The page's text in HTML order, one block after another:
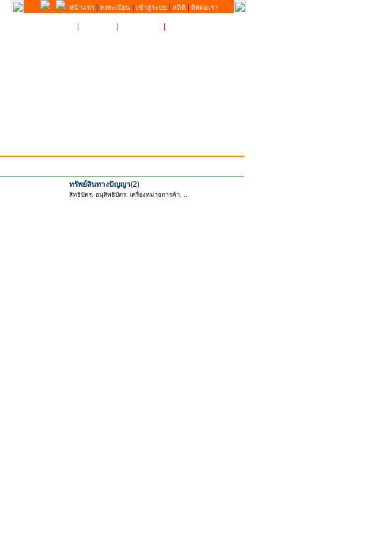
หน้าแรก ลงทะเบียน| เข้าสู่ระบบ| สถิติ| ติดต่อเรา
ทรัพย์สินทางปัญญา(2)
สิทธิบัตร, อนุสิทธิบัตร, เครื่องหมายการค้า, ..